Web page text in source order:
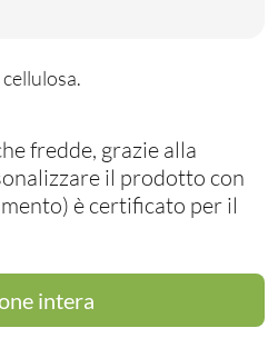
fredde, grazie alla
il prodotto con
è certificato per il
intera